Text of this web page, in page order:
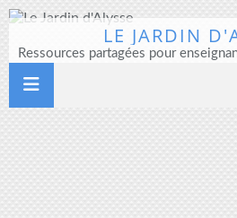
LE JARDIN